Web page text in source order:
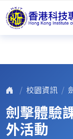
校園資訊
劍擊體驗
外活動